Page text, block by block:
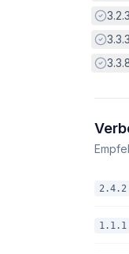
3.2.3
3.3.3
2.4.2
1.1.1